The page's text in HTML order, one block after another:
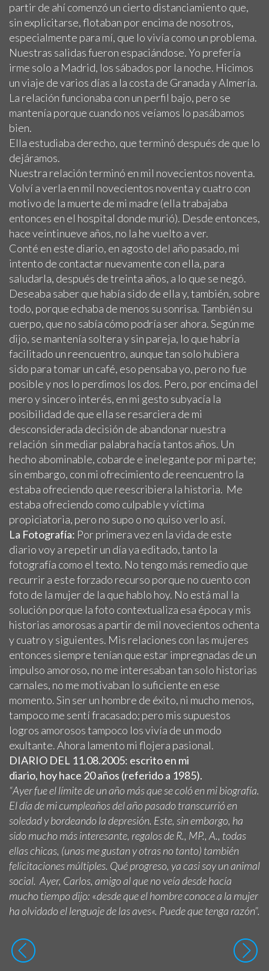
partir de ahí comenzó un cierto distanciamiento que,
sin explicitarse, flotaban por encima de nosotros,
especialmente para mí, que lo vivía como un problema.
Nuestras salidas fueron espaciándose. Yo prefería
irme solo a Madrid, los sábados por la noche. Hicimos
un viaje de varios días a la costa de Granada y Almería.
La relación funcionaba con un perfil bajo, pero se
mantenía porque cuando nos veíamos lo pasábamos
bien.
Ella estudiaba derecho, que terminó después de que lo
dejáramos.
Nuestra relación terminó en mil novecientos noventa.
Volví a verla en mil novecientos noventa y cuatro con
motivo de la muerte de mi madre (ella trabajaba
entonces en el hospital donde murió). Desde entonces,
hace veintinueve años, no la he vuelto a ver.
Conté en este diario, en agosto del año pasado, mi
intento de contactar nuevamente con ella, para
saludarla, después de treinta años, a lo que se negó.
Deseaba saber que había sido de ella y, también, sobre
todo, porque echaba de menos su sonrisa. También su
cuerpo, que no sabía cómo podría ser ahora. Según me
dijo, se mantenía soltera y sin pareja, lo que habría
facilitado un reencuentro, aunque tan solo hubiera
sido para tomar un café, eso pensaba yo, pero no fue
posible y nos lo perdimos los dos. Pero, por encima del
mero y sincero interés, en mi gesto subyacía la
posibilidad de que ella se resarciera de mi
desconsiderada decisión de abandonar nuestra
relación sin mediar palabra hacía tantos años. Un
hecho abominable, cobarde e inelegante por mi parte;
sin embargo, con mi ofrecimiento de reencuentro la
estaba ofreciendo que reescribiera la historia. Me
estaba ofreciendo como culpable y víctima
propiciatoria, pero no supo o no quiso verlo así.
La Fotografía: Por primera vez en la vida de este
diario voy a repetir un día ya editado, tanto la
fotografía como el texto. No tengo más remedio que
recurrir a este forzado recurso porque no cuento con
foto de la mujer de la que hablo hoy. No está mal la
solución porque la foto contextualiza esa época y mis
historias amorosas a partir de mil novecientos ochenta
y cuatro y siguientes. Mis relaciones con las mujeres
entonces siempre tenían que estar impregnadas de un
impulso amoroso, no me interesaban tan solo historias
carnales, no me motivaban lo suficiente en ese
momento. Sin ser un hombre de éxito, ni mucho menos,
tampoco me sentí fracasado; pero mis supuestos
logros amorosos tampoco los vivía de un modo
exultante. Ahora lamento mi flojera pasional.
DIARIO DEL 11.08.2005: escrito en mi
diario, hoy hace 20 años (referido a 1985).
“Ayer fue el límite de un año más que se coló en mi biografía.
El día de mi cumpleaños del año pasado transcurrió en
soledad y bordeando la depresión. Este, sin embargo, ha
sido mucho más interesante, regalos de R., MP., A., todas
ellas chicas, (unas me gustan y otras no tanto) también
felicitaciones múltiples. Qué progreso, ya casi soy un animal
social. Ayer, Carlos, amigo al que no veía desde hacía
mucho tiempo dijo: «desde que el hombre conoce a la mujer
ha olvidado el lenguaje de las aves«. Puede que tenga razón”.